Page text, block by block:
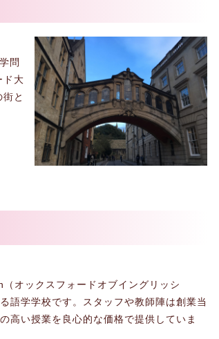
問
ド大
と
オックスフォードオブイングリッシ
語学学校です。スタッフや教師陣は創業当
高い授業を良心的な価格で提供していま